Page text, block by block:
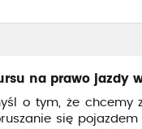
na prawo jazdy
o tym, że
się